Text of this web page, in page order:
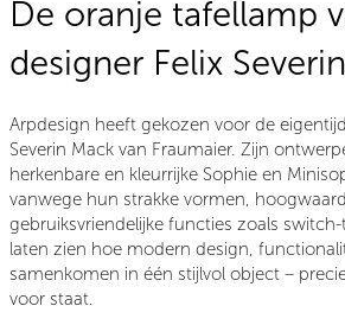
De oranje tafellamp
designer Felix
Arpdesign heeft gekozen voor de
Severin Mack van Fraumaier. Zijn
herkenbare en kleurrijke Sophie en
vanwege hun strakke vormen,
gebruiksvriendelijke functies zoals
laten zien hoe modern design,
samenkomen in één stijlvol object –
voor staat.